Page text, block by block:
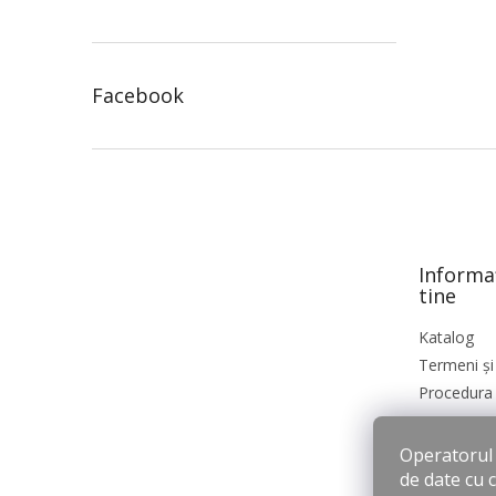
Operatorul
de date cu
Facebook
tine
Katalog
Termeni